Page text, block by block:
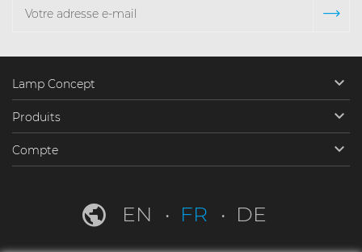
Lamp Concept 
Produits 
Compte 
EN FR DE